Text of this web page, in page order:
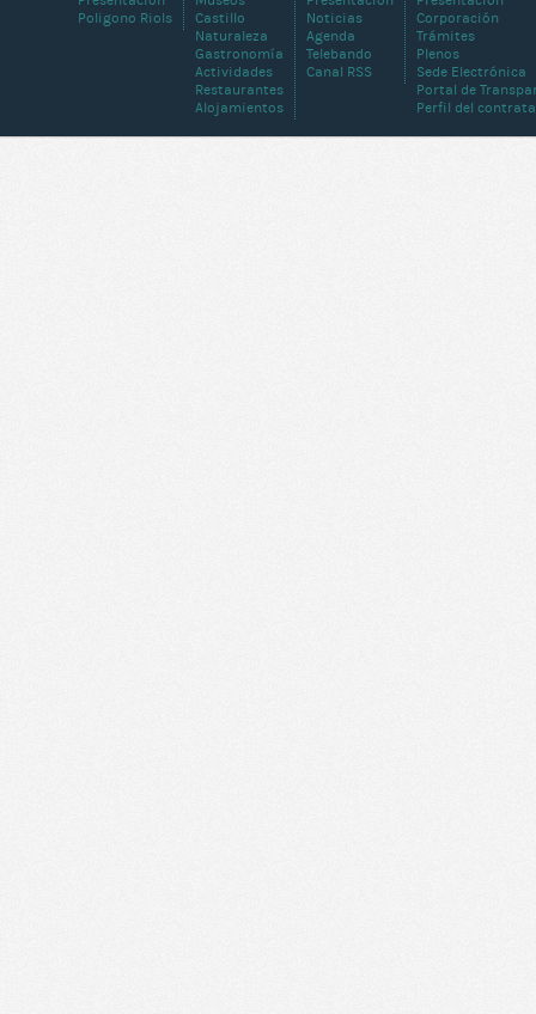
Corporación
Trámites
Plenos
Sede Electrónica
Portal de
Perfil del
Noticias
Agenda
Telebando
Canal RSS
Castillo
Naturaleza
Gastronomía
Actividades
Restaurantes
Alojamientos
Poligono Riols